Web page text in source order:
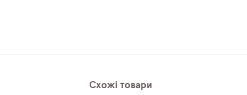
Схожі товари